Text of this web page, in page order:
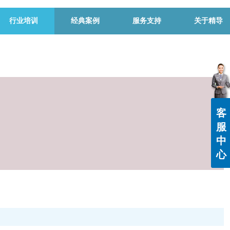
行业培训 经典案例 服务支持 关于精导
客
服
中
心